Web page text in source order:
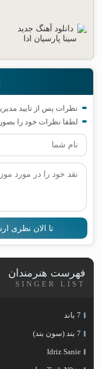
نظرات پس از تایید
لطفا نظرات خود را
تا الان نظری
فهرست هنرمندان
SINGER LIST
7 باند
7 بند (سون بند)
Idriz Sanie